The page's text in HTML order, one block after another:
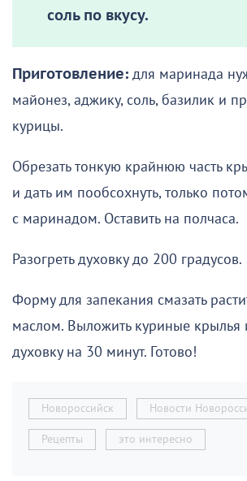
соль по вкусу.
Приготовление: для маринада
майонез, аджику, соль, базилик и
курицы.
Обрезать тонкую крайнюю часть
и дать им пообсохнуть, только
с маринадом. Оставить на полчаса.
Разогреть духовку до 200 градусов.
Форму для запекания смазать
маслом. Выложить куриные крылья
духовку на 30 минут. Готово!
Новороссийск Новости
Рецепты это интересно